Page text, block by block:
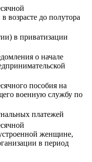
возрасте до полутора
в приватизации
о начале
пособия на
военную службу по
платежей
женщине,
в период